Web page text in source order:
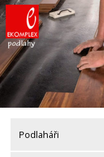
Skip
to
content
Podlaháři